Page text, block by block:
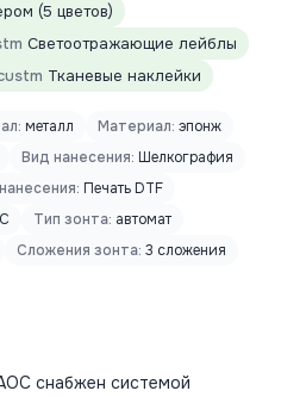
(5 цветов)
Светоотражающие лейблы
Тканевые наклейки
металл Материал: эпонж
Вид нанесения: Шелкография
Печать DTF
Тип зонта: автомат
Сложения зонта: 3 сложения
снабжен системой